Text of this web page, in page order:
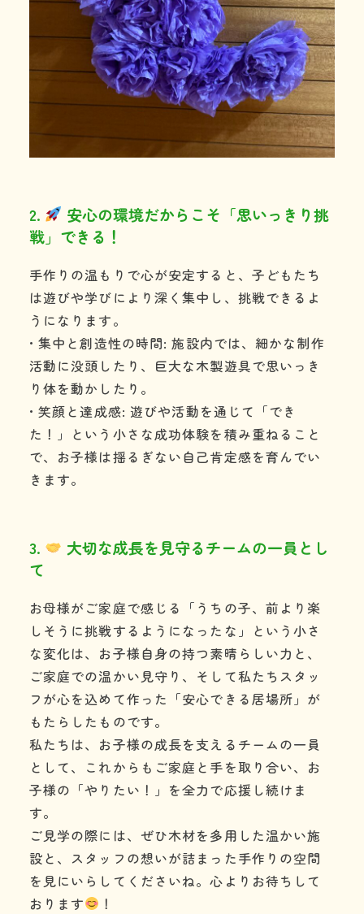
2.
安心の環境だからこそ「思いっきり挑
戦」できる！
手作りの温もりで心が安定すると、子どもたち
は遊びや学びにより深く集中し、挑戦できるよ
うになります。
• 集中と創造性の時間: 施設内では、細かな制作
活動に没頭したり、巨大な木製遊具で思いっき
り体を動かしたり。
• 笑顔と達成感: 遊びや活動を通じて「でき
た！」という小さな成功体験を積み重ねること
で、お子様は揺るぎない自己肯定感を育んでい
きます。
3.
大切な成長を見守るチームの一員とし
て
お母様がご家庭で感じる「うちの子、前より楽
しそうに挑戦するようになったな」という小さ
な変化は、お子様自身の持つ素晴らしい力と、
ご家庭での温かい見守り、そして私たちスタッ
フが心を込めて作った「安心できる居場所」が
もたらしたものです。
私たちは、お子様の成長を支えるチームの一員
として、これからもご家庭と手を取り合い、お
子様の「やりたい！」を全力で応援し続けま
す。
ご見学の際には、ぜひ木材を多用した温かい施
設と、スタッフの想いが詰まった手作りの空間
を見にいらしてくださいね。心よりお待ちして
おります
！